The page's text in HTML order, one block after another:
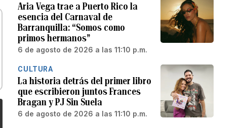
Aria Vega trae a Puerto Rico la
esencia del Carnaval de
Barranquilla: “Somos como
primos hermanos”
6 de agosto de 2026 a las 11:10 p.m.
CULTURA
La historia detrás del primer libro
que escribieron juntos Frances
Bragan y PJ Sin Suela
6 de agosto de 2026 a las 11:10 p.m.